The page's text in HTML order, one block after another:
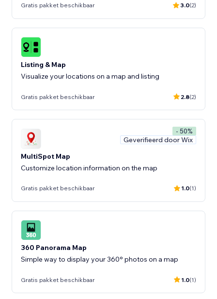
Gratis pakket beschikbaar 3.0(2)
Listing & Map
Visualize your locations on a map and listing
Gratis pakket beschikbaar 2.8(2)
- 50%
Geverifieerd door Wix
MultiSpot Map
Customize location information on the map
Gratis pakket beschikbaar 1.0(1)
360 Panorama Map
Simple way to display your 360° photos on a map
Gratis pakket beschikbaar 1.0(1)